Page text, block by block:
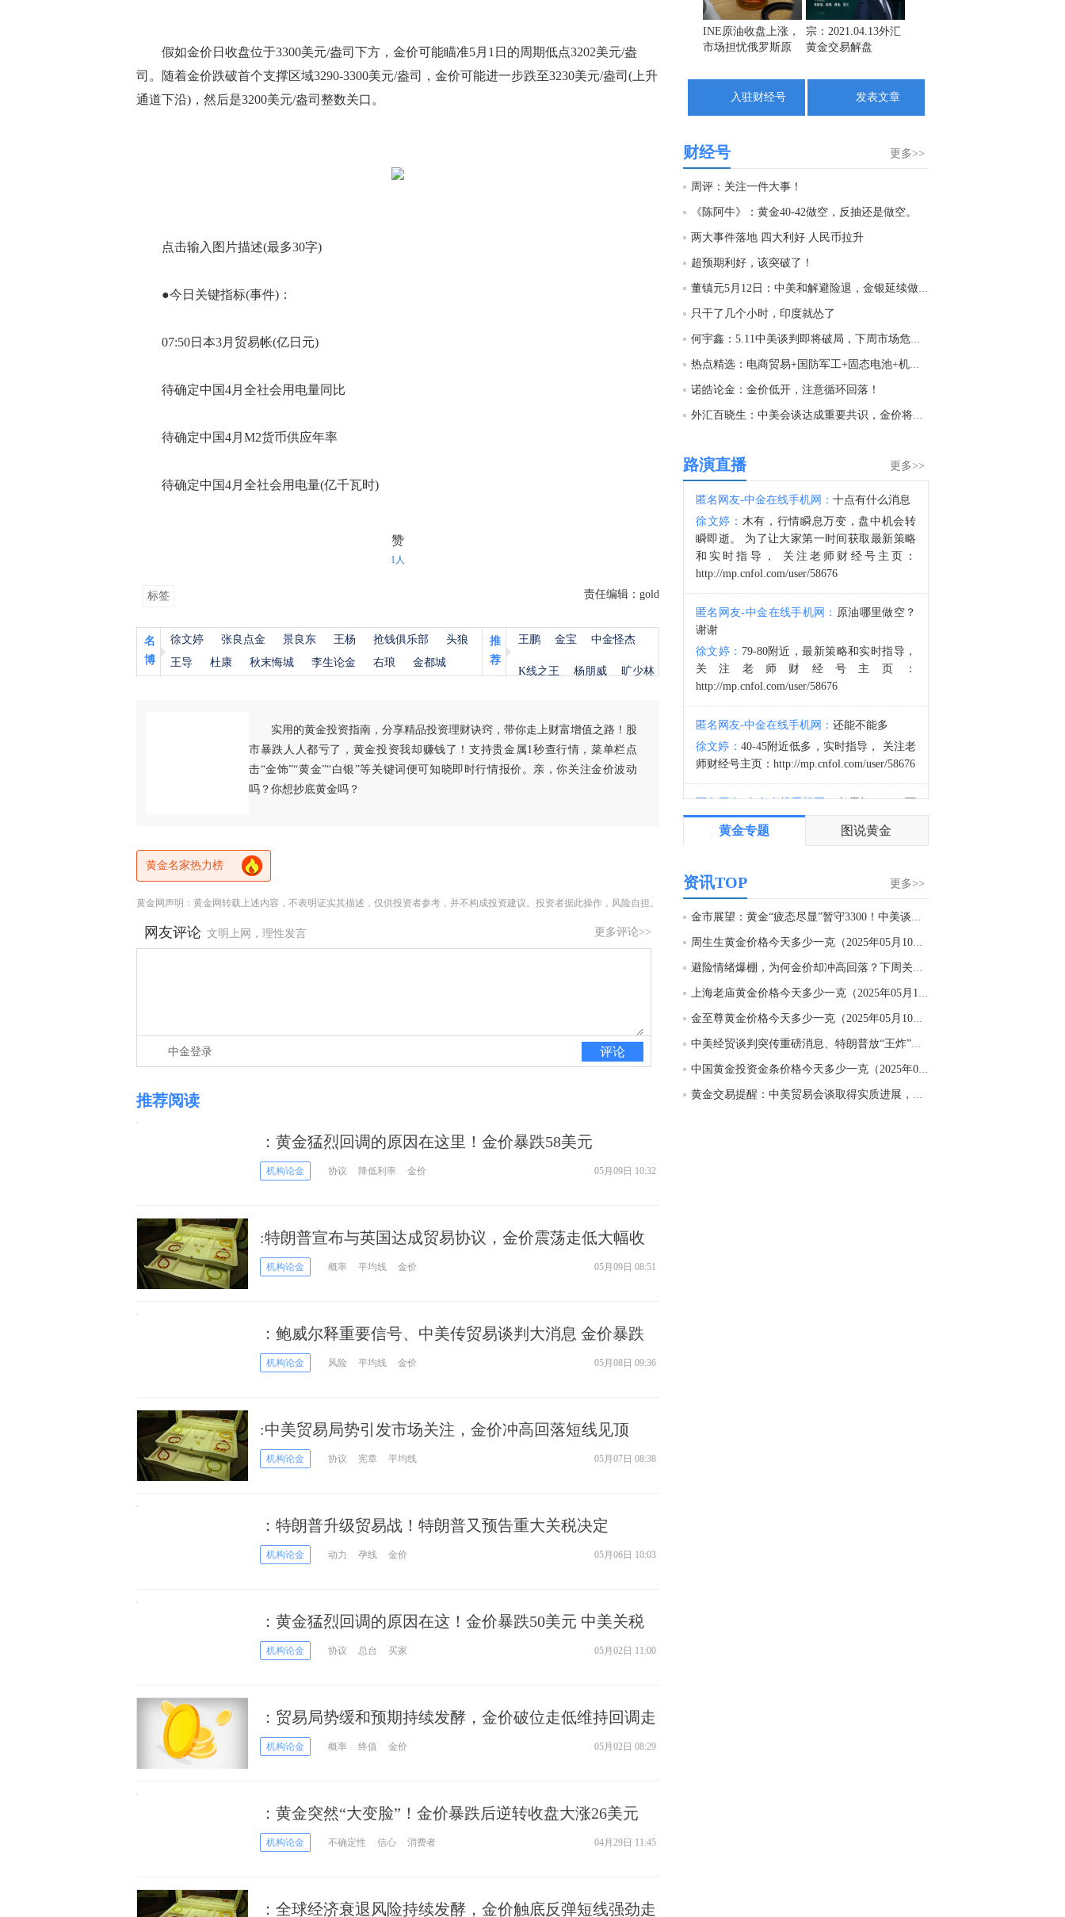
假如金价日收盘位于3300美元/盎司下方，金价可能瞄准5月1日的周期低点3202美元/盎
司。随着金价跌破首个支撑区域3290-3300美元/盎司，金价可能进一步跌至3230美元/盎司(上升
通道下沿)，然后是3200美元/盎司整数关口。
点击输入图片描述(最多30字)
●今日关键指标(事件)：
07:50日本3月贸易帐(亿日元)
待确定中国4月全社会用电量同比
待确定中国4月M2货币供应年率
待确定中国4月全社会用电量(亿千瓦时)
赞
1人
标签 责任编辑：gold
名
博
徐文婷 张良点金 景良东 王杨 抢钱俱乐部
头狼
王导
杜康 秋末悔城 李生论金 右琅 金都城
推
荐
王鹏 金宝 中金怪杰
K线之王 杨朋威 旷少林
实用的黄金投资指南，分享精品投资理财诀窍，带你走上财富增值之路！股
市暴跌人人都亏了，黄金投资我却赚钱了！支持贵金属1秒查行情，菜单栏点
击“金饰”“黄金”“白银”等关键词便可知晓即时行情报价。亲，你关注金价波动
吗？你想抄底黄金吗？
黄金名家热力榜
黄金网声明：黄金网转载上述内容，不表明证实其描述，仅供投资者参考，并不构成投资建议。投资者据此操作，风险自担。
更多评论>>
网友评论 文明上网，理性发言
评论
中金登录
推荐阅读
：黄金猛烈回调的原因在这里！金价暴跌58美元
机构论金 协议 降低利率 金价 05月09日 10:32
:特朗普宣布与英国达成贸易协议，金价震荡走低大幅收
跌机构论金 概率 平均线 金价 05月09日 08:51
：鲍威尔释重要信号、中美传贸易谈判大消息 金价暴跌
66美元
机构论金 风险 平均线 金价 05月08日 09:36
:中美贸易局势引发市场关注，金价冲高回落短线见顶
机构论金 协议 宪章 平均线 05月07日 08:38
：特朗普升级贸易战！特朗普又预告重大关税决定
机构论金 动力 孕线 金价 05月06日 10:03
：黄金猛烈回调的原因在这！金价暴跌50美元 中美关税
谈判大消息
机构论金 协议 总台 买家 05月02日 11:00
：贸易局势缓和预期持续发酵，金价破位走低维持回调走
势机构论金 概率 终值 金价 05月02日 08:29
：黄金突然“大变脸”！金价暴跌后逆转收盘大涨26美元
机构论金 不确定性 信心 消费者 04月29日 11:45
：全球经济衰退风险持续发酵，金价触底反弹短线强劲走
20:03:43
金十数据8月9日讯，中信证券研报指出，近一个月恒生综指迎来业绩预期反转，中报超预期与利好预告推动全年盈利上修；而恒科指数受制于乘用车盈利分化及头部互联网平台资本开支扩张对短期利润率的压制，预期修复相对滞后。行业上，医疗保健（CXO与制药龙头驱动）、金融（券商资管与保险）、公用事业及周期运输景气上行；消费、地产及资讯科技预期遭下调。交易层面呈现资金回补超跌低位板块与交易高景气业绩动能的“双管齐下”特征。面对财报密集披露期与海内外宏观扰动，配置建议维持“红利防守+成长弹性”杠铃策略：防守端锁定高股息、低β“类债”资产；进攻端聚焦互联网巨头、双向资金加仓的机器人与生物科技，以及技术硬件与AI应用，兼顾创新药及工业金属的催化布局。
19:05:37
据伊朗司法系统媒体米赞通讯社：伊朗巴斯基组织副司令表示，未来将发布伊朗最高领袖穆杰塔巴在公众场合和与指挥官会晤的视频。
19:04:08
以色列总理内塔尼亚胡：关于美国的15点加沙计划，有些想法我们可以接受，有些则不能。
INE原油收盘上涨，
市场担忧俄罗斯原
宗：2021.04.13外汇
黄金交易解盘
再度升温 且看美联
储如何应对
金市黑马：黄金
1725弱势下跌看
1708
查看更多
入驻财经号 发表文章
更多>>
财经号
周评：关注一件大事！
《陈阿牛》：黄金40-42做空，反抽还是做空。
两大事件落地 四大利好 人民币拉升
超预期利好，该突破了！
董镇元5月12日：中美和解避险退，金银延续做高空
只干了几个小时，印度就怂了
何宇鑫：5.11中美谈判即将破局，下周市场危机四伏！
热点精选：电商贸易+国防军工+固态电池+机器人
诺皓论金：金价低开，注意循环回落！
外汇百晓生：中美会谈达成重要共识，金价将进一步下跌
更多>>
路演直播
匿名网友-中金在线手机网： 十点有什么消息
徐文婷： 木有，行情瞬息万变，盘中机会转
瞬即逝。 为了让大家第一时间获取最新策略
和实时指导， 关注老师财经号主页：
http://mp.cnfol.com/user/58676
匿名网友-中金在线手机网： 原油哪里做空？
谢谢
徐文婷： 79-80附近，最新策略和实时指导，
关注老师财经号主页：
http://mp.cnfol.com/user/58676
匿名网友-中金在线手机网： 还能不能多
徐文婷： 40-45附近低多，实时指导， 关注老
师财经号主页：http://mp.cnfol.com/user/58676
匿名网友-中金在线手机网：老师好，4345可
以多吗？
导， 关注老师财经号主页：
http://mp.cnfol.com/user/58676
么位置呢？
徐文婷：冲破75，看85-4400附近，行情瞬息
万变，盘中机会转瞬即逝。 为了让大家第一
经号主页：http://mp.cnfol.com/user/58676
匿名网友-中金在线手机网： 能回撤到30
时指导， 关注老师财经号主页：
黄金专题 图说黄金
更多>>
资讯TOP
金市展望：黄金“疲态尽显”暂守3300！中美谈判...
周生生黄金价格今天多少一克（2025年05月10日）
避险情绪爆棚，为何金价却冲高回落？下周关键支...
上海老庙黄金价格今天多少一克（2025年05月10日...
金至尊黄金价格今天多少一克（2025年05月10日）
中美经贸谈判突传重磅消息、特朗普放“王炸”预...
中国黄金投资金条价格今天多少一克（2025年05月...
黄金交易提醒：中美贸易会谈取得实质进展，金价...